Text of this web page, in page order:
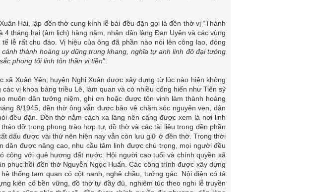
Hải, lập đền thờ cung kính lễ bái đều đặn gọi là đền thờ vị “Thành
4 tháng hai (âm lịch) hàng năm, nhân dân làng Đan Uyên và các vùng
lễ rất chu đáo. Vị hiệu của ông đã phần nào nói lên công lao, đóng
thành hoàng uy dũng trung khang, nghĩa tự anh linh đô đại tướng
phong tối linh tôn thần vị tiền”.
xã Xuân Yên, huyện Nghi Xuân được xây dựng từ lúc nào hiện không
vị khoa bảng triều Lê, làm quan và có nhiều cống hiến như Tiến sỹ
muôn dân tưởng niệm, ghi ơn hoặc được tôn vinh làm thành hoàng
8/1945, đền thờ ông vẫn được bảo vệ chăm sóc nguyên vẹn, dân
đều đặn. Đền thờ nằm cách xa làng nên càng được xem là nơi linh
dỡ trong phong trào hợp tự, đồ thờ và các tài liệu trong đền phần
dấu được vài thứ nên hiện nay vẫn còn lưu giữ ở đền thờ. Trong thời
dân được nâng cao, nhu cầu tâm linh được chú trọng, mọi người đều
công với quê hương đất nước. Hội người cao tuổi và chính quyền xã
phục hồi đền thờ Nguyễn Ngọc Huấn. Các công trình được xây dựng
thống tam quan có cột nanh, nghê chầu, tướng gác. Nội điện có tả
kiên cố bền vững, đồ thờ tự đầy đủ, nghiêm túc theo nghi lễ truyền